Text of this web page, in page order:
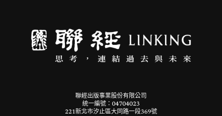
聯經出版事業股份有限公司
統一編號：04704023
221新北市汐止區大同路一段369號